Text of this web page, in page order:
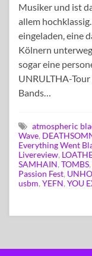
Musiker und ist
allem
eingeladen, eine
Kölnern
sogar eine
UNRULTHA-
Bands…
atmospheric
Wave,
Everything Went
Livereview,
SAMHAIN, TOMBS,
Passion Fest,
usbm, YEFN, YOU